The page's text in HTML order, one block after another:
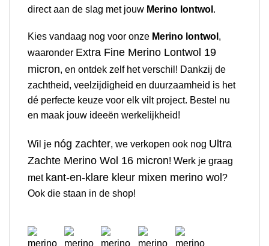
direct aan de slag met jouw Merino lontwol .
Kies vandaag nog voor onze Merino lontwol ,
waaronder Extra Fine Merino Lontwol 19
micron, en ontdek zelf het verschil! Dankzij de
zachtheid, veelzijdigheid en duurzaamheid is het
dé perfecte keuze voor elk vilt project. Bestel nu
en maak jouw ideeën werkelijkheid!
Wil je nóg zachter, we verkopen ook nog Ultra
Zachte Merino Wol 16 micron! Werk je graag
met kant-en-klare kleur mixen merino wol ?
Ook die staan in de shop!